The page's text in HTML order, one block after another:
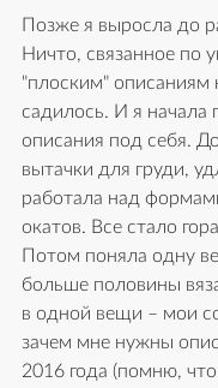
Позже я выросла до
Ничто, связанное по
"плоским" описаниям
садилось. И я начала
описания под себя.
вытачки для груди,
работала над
окатов. Все стало
Потом поняла одну
больше половины
в одной вещи – мои
зачем мне нужны
2016 года (помню,